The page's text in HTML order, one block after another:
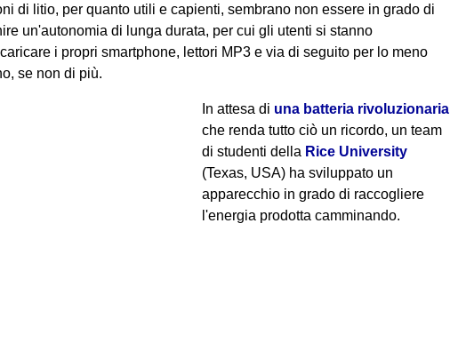
di litio, per quanto utili e capienti, sembrano non essere in grado di
un'autonomia di lunga durata, per cui gli utenti si stanno
i propri smartphone, lettori MP3 e via di seguito per lo meno
se non di più.
In attesa di una batteria rivoluzionaria
che renda tutto ciò un ricordo, un team
di studenti della Rice University
(Texas, USA) ha sviluppato un
apparecchio in grado di raccogliere
l'energia prodotta camminando.